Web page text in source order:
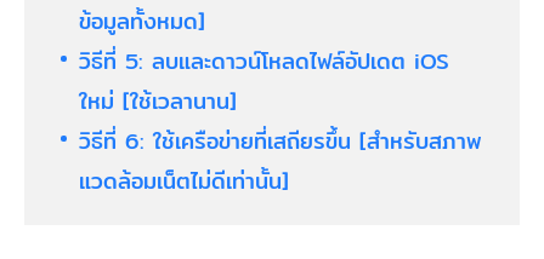
ข้อมูลทั้งหมด]
วิธีที่ 5: ลบและดาวน์โหลดไฟล์อัปเดต iOS
ใหม่ [ใช้เวลานาน]
วิธีที่ 6: ใช้เครือข่ายที่เสถียรขึ้น [สำหรับสภาพ
แวดล้อมเน็ตไม่ดีเท่านั้น]